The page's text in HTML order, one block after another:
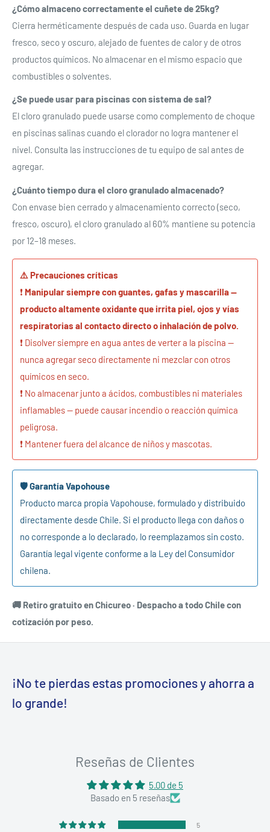
¿Cómo almaceno correctamente el cuñete de 25kg?
Cierra herméticamente después de cada uso. Guarda en lugar
fresco, seco y oscuro, alejado de fuentes de calor y de otros
productos químicos. No almacenar en el mismo espacio que
combustibles o solventes.
¿Se puede usar para piscinas con sistema de sal?
El cloro granulado puede usarse como complemento de choque
en piscinas salinas cuando el clorador no logra mantener el
nivel. Consulta las instrucciones de tu equipo de sal antes de
agregar.
¿Cuánto tiempo dura el cloro granulado almacenado?
Con envase bien cerrado y almacenamiento correcto (seco,
fresco, oscuro), el cloro granulado al 60% mantiene su potencia
por 12–18 meses.
⚠️ Precauciones críticas
❗ Manipular siempre con guantes, gafas y mascarilla —
producto altamente oxidante que irrita piel, ojos y vías
respiratorias al contacto directo o inhalación de polvo.
❗ Disolver siempre en agua antes de verter a la piscina —
nunca agregar seco directamente ni mezclar con otros
químicos en seco.
❗ No almacenar junto a ácidos, combustibles ni materiales
inflamables — puede causar incendio o reacción química
peligrosa.
❗ Mantener fuera del alcance de niños y mascotas.
🛡️ Garantía Vapohouse
Producto marca propia Vapohouse, formulado y distribuido
directamente desde Chile. Si el producto llega con daños o
no corresponde a lo declarado, lo reemplazamos sin costo.
Garantía legal vigente conforme a la Ley del Consumidor
chilena.
🚚 Retiro gratuito en Chicureo · Despacho a todo Chile con
cotización por peso.
¡No te pierdas estas promociones y ahorra a
lo grande!
Reseñas de Clientes
5.00 de 5
Basado en 5 reseñas
5
Se requiere iniciar sesión
Inicie sesión en su cuenta para agregar productos a su
lista de deseos y ver los artículos guardados
anteriormente.